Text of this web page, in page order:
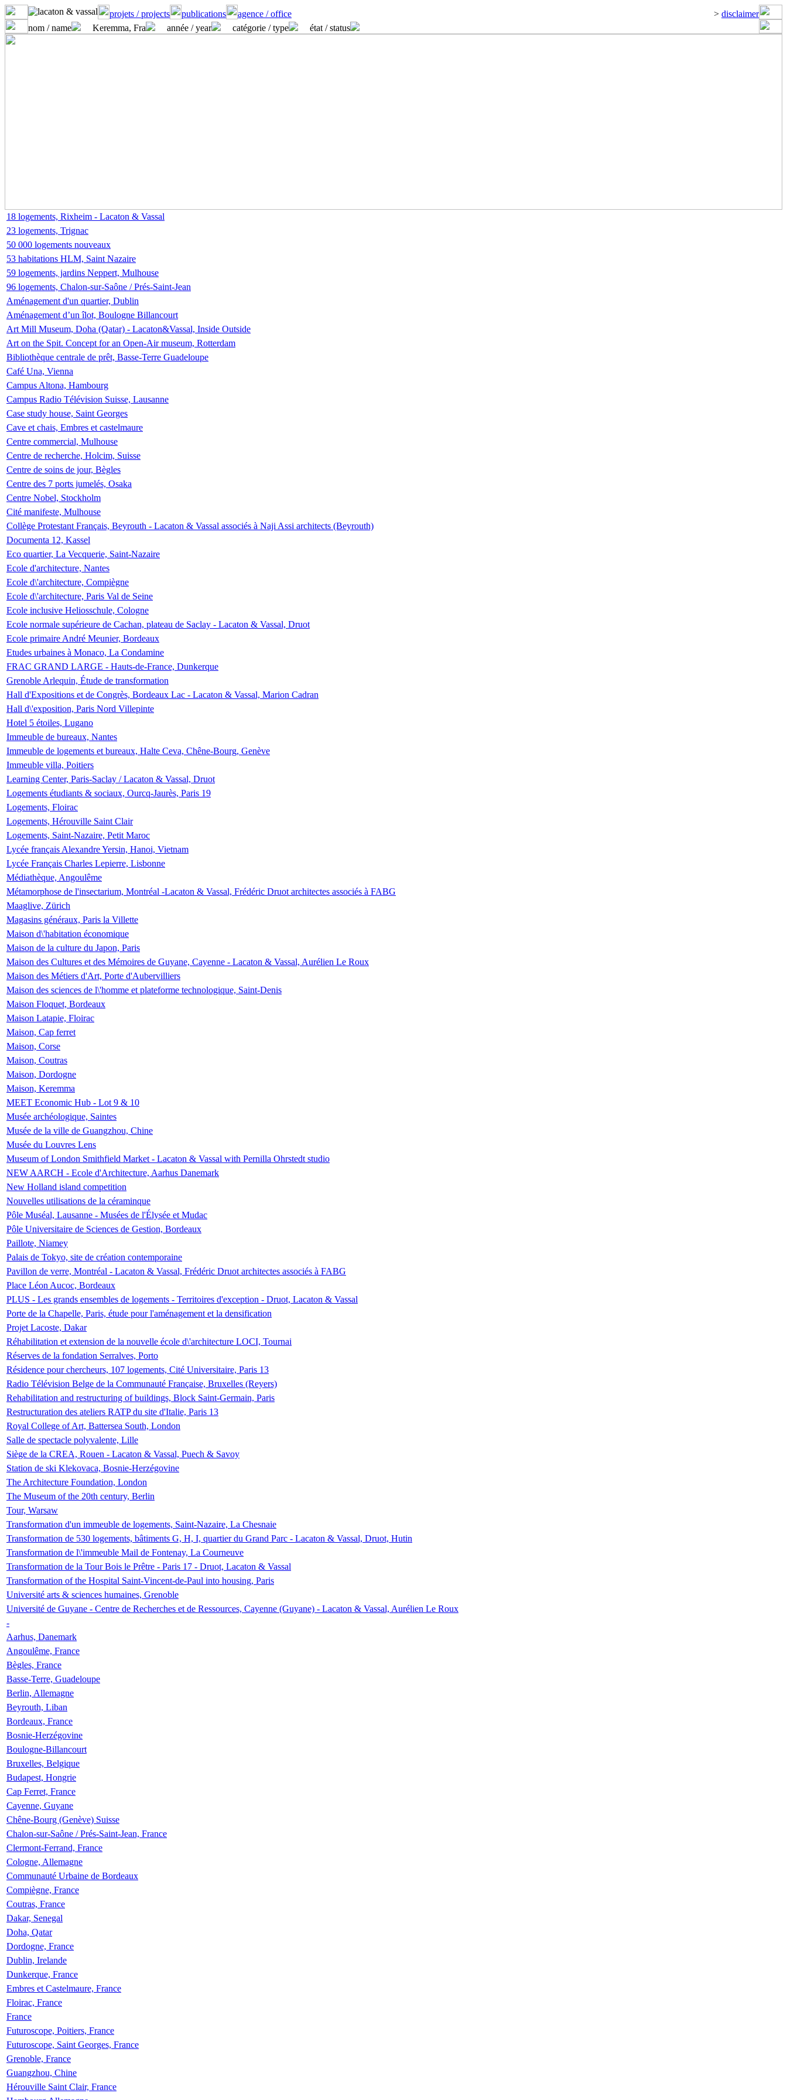
projets / projects publications agence / office > disclaimer
nom / name
Keremma, Fra année / year catégorie / type état / status
18 logements, Rixheim - Lacaton & Vassal
23 logements, Trignac
50 000 logements nouveaux
53 habitations HLM, Saint Nazaire
59 logements, jardins Neppert, Mulhouse
96 logements, Chalon-sur-Saône / Prés-Saint-Jean
Aménagement d'un quartier, Dublin
Aménagement d’un îlot, Boulogne Billancourt
Art Mill Museum, Doha (Qatar) - Lacaton&Vassal, Inside Outside
Art on the Spit. Concept for an Open-Air museum, Rotterdam
Bibliothèque centrale de prêt, Basse-Terre Guadeloupe
Café Una, Vienna
Campus Altona, Hambourg
Campus Radio Télévision Suisse, Lausanne
Case study house, Saint Georges
Cave et chais, Embres et castelmaure
Centre commercial, Mulhouse
Centre de recherche, Holcim, Suisse
Centre de soins de jour, Bègles
Centre des 7 ports jumelés, Osaka
Centre Nobel, Stockholm
Cité manifeste, Mulhouse
Collège Protestant Français, Beyrouth - Lacaton & Vassal associés à Naji Assi architects (Beyrouth)
Documenta 12, Kassel
Eco quartier, La Vecquerie, Saint-Nazaire
Ecole d'architecture, Nantes
Ecole d\'architecture, Compiègne
Ecole d\'architecture, Paris Val de Seine
Ecole inclusive Heliosschule, Cologne
Ecole normale supérieure de Cachan, plateau de Saclay - Lacaton & Vassal, Druot
Ecole primaire André Meunier, Bordeaux
Etudes urbaines à Monaco, La Condamine
FRAC GRAND LARGE - Hauts-de-France, Dunkerque
Grenoble Arlequin, Étude de transformation
Hall d'Expositions et de Congrès, Bordeaux Lac - Lacaton & Vassal, Marion Cadran
Hall d\'exposition, Paris Nord Villepinte
Hotel 5 étoiles, Lugano
Immeuble de bureaux, Nantes
Immeuble de logements et bureaux, Halte Ceva, Chêne-Bourg, Genève
Immeuble villa, Poitiers
Learning Center, Paris-Saclay / Lacaton & Vassal, Druot
Logements étudiants & sociaux, Ourcq-Jaurès, Paris 19
Logements, Floirac
Logements, Hérouville Saint Clair
Logements, Saint-Nazaire, Petit Maroc
Lycée français Alexandre Yersin, Hanoi, Vietnam
Lycée Français Charles Lepierre, Lisbonne
Médiathèque, Angoulême
Métamorphose de l'insectarium, Montréal -Lacaton & Vassal, Frédéric Druot architectes associés à FABG
Maaglive, Zürich
Magasins généraux, Paris la Villette
Maison d\'habitation économique
Maison de la culture du Japon, Paris
Maison des Cultures et des Mémoires de Guyane, Cayenne - Lacaton & Vassal, Aurélien Le Roux
Maison des Métiers d'Art, Porte d'Aubervilliers
Maison des sciences de l\'homme et plateforme technologique, Saint-Denis
Maison Floquet, Bordeaux
Maison Latapie, Floirac
Maison, Cap ferret
Maison, Corse
Maison, Coutras
Maison, Dordogne
Maison, Keremma
MEET Economic Hub - Lot 9 & 10
Musée archéologique, Saintes
Musée de la ville de Guangzhou, Chine
Musée du Louvres Lens
Museum of London Smithfield Market - Lacaton & Vassal with Pernilla Ohrstedt studio
NEW AARCH - Ecole d'Architecture, Aarhus Danemark
New Holland island competition
Nouvelles utilisations de la céraminque
Pôle Muséal, Lausanne - Musées de l'Élysée et Mudac
Pôle Universitaire de Sciences de Gestion, Bordeaux
Paillote, Niamey
Palais de Tokyo, site de création contemporaine
Pavillon de verre, Montréal - Lacaton & Vassal, Frédéric Druot architectes associés à FABG
Place Léon Aucoc, Bordeaux
PLUS - Les grands ensembles de logements - Territoires d'exception - Druot, Lacaton & Vassal
Porte de la Chapelle, Paris, étude pour l'aménagement et la densification
Projet Lacoste, Dakar
Réhabilitation et extension de la nouvelle école d\'architecture LOCI, Tournai
Réserves de la fondation Serralves, Porto
Résidence pour chercheurs, 107 logements, Cité Universitaire, Paris 13
Radio Télévision Belge de la Communauté Française, Bruxelles (Reyers)
Rehabilitation and restructuring of buildings, Block Saint-Germain, Paris
Restructuration des ateliers RATP du site d'Italie, Paris 13
Royal College of Art, Battersea South, London
Salle de spectacle polyvalente, Lille
Siège de la CREA, Rouen - Lacaton & Vassal, Puech & Savoy
Station de ski Klekovaca, Bosnie-Herzégovine
The Architecture Foundation, London
The Museum of the 20th century, Berlin
Tour, Warsaw
Transformation d'un immeuble de logements, Saint-Nazaire, La Chesnaie
Transformation de 530 logements, bâtiments G, H, I, quartier du Grand Parc - Lacaton & Vassal, Druot, Hutin
Transformation de l\'immeuble Mail de Fontenay, La Courneuve
Transformation de la Tour Bois le Prêtre - Paris 17 - Druot, Lacaton & Vassal
Transformation of the Hospital Saint-Vincent-de-Paul into housing, Paris
Université arts & sciences humaines, Grenoble
Université de Guyane - Centre de Recherches et de Ressources, Cayenne (Guyane) - Lacaton & Vassal, Aurélien Le Roux
-
Aarhus, Danemark
Angoulême, France
Bègles, France
Basse-Terre, Guadeloupe
Berlin, Allemagne
Beyrouth, Liban
Bordeaux, France
Bosnie-Herzégovine
Boulogne-Billancourt
Bruxelles, Belgique
Budapest, Hongrie
Cap Ferret, France
Cayenne, Guyane
Chêne-Bourg (Genève) Suisse
Chalon-sur-Saône / Prés-Saint-Jean, France
Clermont-Ferrand, France
Cologne, Allemagne
Communauté Urbaine de Bordeaux
Compiègne, France
Coutras, France
Dakar, Senegal
Doha, Qatar
Dordogne, France
Dublin, Irelande
Dunkerque, France
Embres et Castelmaure, France
Floirac, France
France
Futuroscope, Poitiers, France
Futuroscope, Saint Georges, France
Grenoble, France
Guangzhou, Chine
Hérouville Saint Clair, France